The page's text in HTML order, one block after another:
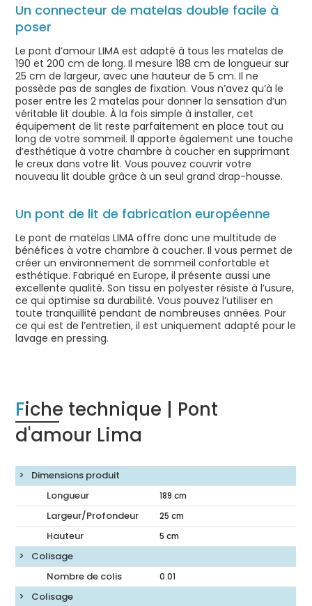
Un connecteur de matelas double facile à
poser
Le pont d’amour LIMA est adapté à tous les matelas de
190 et 200 cm de long. Il mesure 188 cm de longueur sur
25 cm de largeur, avec une hauteur de 5 cm. Il ne
possède pas de sangles de fixation. Vous n’avez qu’à le
poser entre les 2 matelas pour donner la sensation d’un
véritable lit double. À la fois simple à installer, cet
équipement de lit reste parfaitement en place tout au
long de votre sommeil. Il apporte également une touche
d’esthétique à votre chambre à coucher en supprimant
le creux dans votre lit. Vous pouvez couvrir votre
nouveau lit double grâce à un seul grand drap-housse.
Un pont de lit de fabrication européenne
Le pont de matelas LIMA offre donc une multitude de
bénéfices à votre chambre à coucher. Il vous permet de
créer un environnement de sommeil confortable et
esthétique. Fabriqué en Europe, il présente aussi une
excellente qualité. Son tissu en polyester résiste à l’usure,
ce qui optimise sa durabilité. Vous pouvez l’utiliser en
toute tranquillité pendant de nombreuses années. Pour
ce qui est de l’entretien, il est uniquement adapté pour le
lavage en pressing.
Fiche technique | Pont
d'amour Lima
Dimensions produit
Longueur
189 cm
Largeur/Profondeur 25 cm
Hauteur 5 cm
Colisage
Nombre de colis
0.01
Colisage